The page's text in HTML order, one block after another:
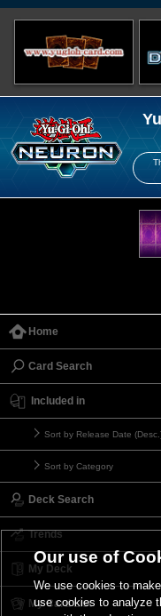
Home
Card Search
Included in
Sort by Release Date
Sort by Category
Deck Search
Trends
My Deck
My Card List
Our use of
We use cookies to
use cookies to analyze